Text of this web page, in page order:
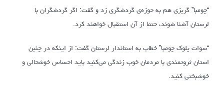
“چومبا” گریزی هم به حوزه‌ی گردشگری زد و گفت: اگر گردشگران با
لرستان آشنا شوند، حتما از آن استقبال خواهند کرد.
“سوات پلوک چومبا” خطاب به استاندار لرستان گفت: از اینکه در چنین
استان ثروتمندی با مردمان خوب زندگی می‌کنید باید احساس خوشحالی و
خوشبختی کنید.